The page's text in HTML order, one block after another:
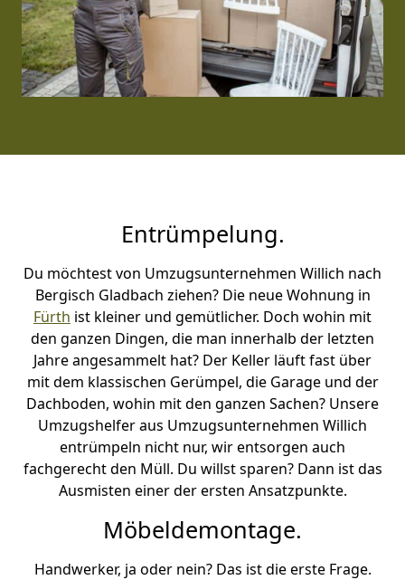
Entrümpelung.
Du möchtest von Umzugsunternehmen Willich nach
Bergisch Gladbach ziehen? Die neue Wohnung in
Fürth ist kleiner und gemütlicher. Doch wohin mit
den ganzen Dingen, die man innerhalb der letzten
Jahre angesammelt hat? Der Keller läuft fast über
mit dem klassischen Gerümpel, die Garage und der
Dachboden, wohin mit den ganzen Sachen? Unsere
Umzugshelfer aus Umzugsunternehmen Willich
entrümpeln nicht nur, wir entsorgen auch
fachgerecht den Müll. Du willst sparen? Dann ist das
Ausmisten einer der ersten Ansatzpunkte.
Möbeldemontage.
Handwerker, ja oder nein? Das ist die erste Frage.